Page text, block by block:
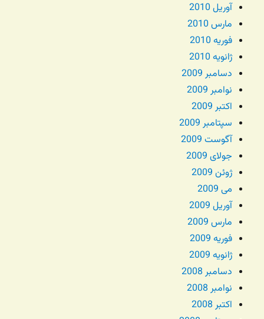
آوریل 2010
مارس 2010
فوریه 2010
ژانویه 2010
دسامبر 2009
نوامبر 2009
اکتبر 2009
سپتامبر 2009
آگوست 2009
جولای 2009
ژوئن 2009
می 2009
آوریل 2009
مارس 2009
فوریه 2009
ژانویه 2009
دسامبر 2008
نوامبر 2008
اکتبر 2008